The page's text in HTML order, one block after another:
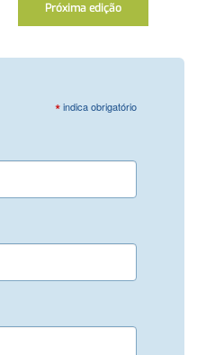
Próxima edição
*indica obrigatório